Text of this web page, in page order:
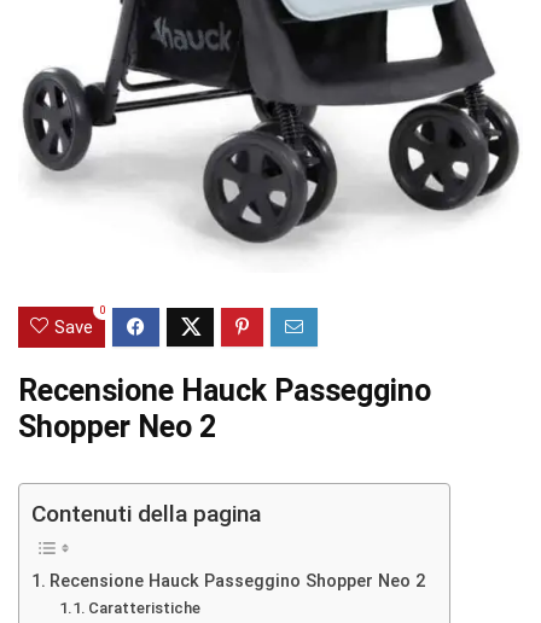
Save
0
Recensione Hauck Passeggino
Shopper Neo 2
Contenuti della pagina
Recensione Hauck Passeggino Shopper Neo 2
Caratteristiche